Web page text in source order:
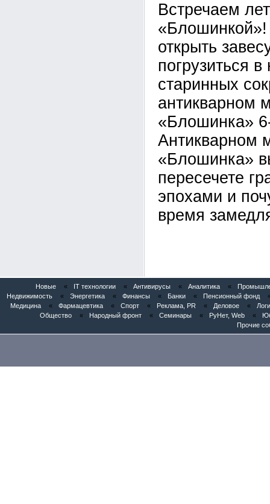
Встречаем
открыть
погрузиться
старинных
антикварном
«Блошинка»
Антикварном
«Блошинка»
пересечете
эпохами и
время
Новые « IT технологии « Антивирусы « Аналитика «
Недвижимость
« Энергетика « Финансы « Банки « Пенсионный фонд
Медицина
« Фармацевтика « Спорт « Реклама, PR « Деловое «
Общество
« Народный фронт « Семинары « РуНет, Web «
Прочие